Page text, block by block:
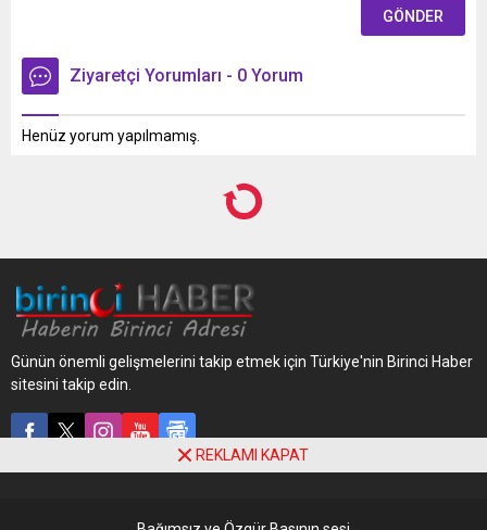
Ziyaretçi Yorumları - 0 Yorum
Henüz yorum yapılmamış.
Günün önemli gelişmelerini takip etmek için Türkiye'nin Birinci Haber
sitesini takip edin.
REKLAMI KAPAT